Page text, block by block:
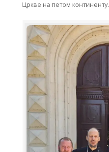
Цркве на петом континенту.